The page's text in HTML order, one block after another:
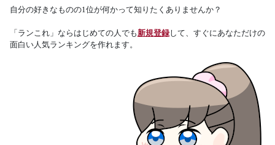
自分の好きなものの1位が何かって知りたくありませんか？
「ランこれ」ならはじめての人でも新規登録して、すぐにあなただけの
面白い人気ランキングを作れます。